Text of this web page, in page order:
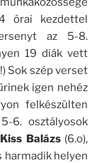
órai kezdettel
az 5-8.
19 diák vett
Sok szép verset
igen nehéz
felkészülten
6. osztályosok
Kiss Balázs (6.o),
harmadik helyen